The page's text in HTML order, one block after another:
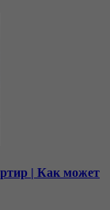
| Как может